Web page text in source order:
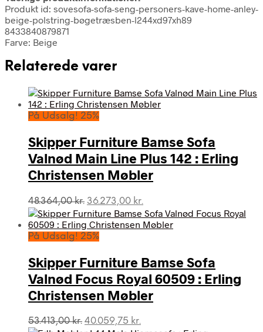
Produkt id: sovesofa-sofa-seng-personers-kave-home-anley-
beige-polstring-bøgetræsben-l244xd97xh89
8433840879871
Farve: Beige
Relaterede varer
På Udsalg! 25%
Skipper Furniture Bamse Sofa
Valnød Main Line Plus 142 : Erling
Christensen Møbler
48.364,00kr. Den
oprindelige
pris
var:
36.273,00 kr.
aktuelle
pris
På Udsalg! 25%
Skipper Furniture Bamse Sofa
Valnød Focus Royal 60509 : Erling
Christensen Møbler
53.413,00kr. Den
40.059,75 kr.